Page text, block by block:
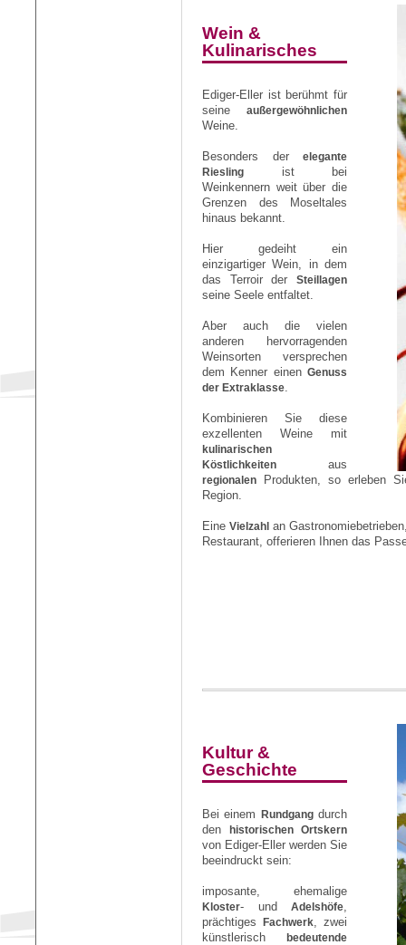
Wein &
Kulinarisches
Ediger-Eller ist berühmt für
seine außergewöhnlichen
Weine.
Besonders der elegante
Riesling ist bei
Weinkennern weit über die
Grenzen des Moseltales
hinaus bekannt.
Hier gedeiht ein
einzigartiger Wein, in dem
das Terroir der Steillagen
seine Seele entfaltet.
Aber auch die vielen
anderen hervorragenden
Weinsorten versprechen
dem Kenner einen Genuss
der Extraklasse.
Kombinieren Sie diese
exzellenten Weine mit
kulinarischen
Köstlichkeiten aus
regionalen Produkten, so erleben
Region.
Eine Vielzahl an
Restaurant, offerieren Ihnen das
Kultur &
Geschichte
Bei einem Rundgangdurch
den
historischen Ortskern
von Ediger-Eller werden Sie
beeindruckt sein:
imposante, ehemalige
Kloster- und Adelshöfe,
prächtiges
Fachwerk, zwei
künstlerisch
bedeutende